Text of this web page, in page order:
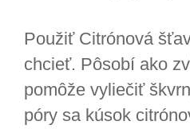
Použiť Citrónová
chcieť. Pôsobí ako
pomôže vyliečiť
póry sa kúsok